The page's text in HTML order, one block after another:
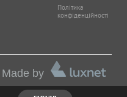
Політика
конфіденційності
Made by